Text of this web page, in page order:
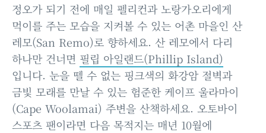
정오가 되기 전에 매일 펠리컨과 노랑가오리에게
먹이를 주는 모습을 지켜볼 수 있는 어촌 마을인 산
레모(San Remo)로 향하세요. 산 레모에서 다리
하나만 건너면 필립 아일랜드(Phillip Island)
입니다. 눈을 뗄 수 없는 핑크색의 화강암 절벽과
금빛 모래를 만날 수 있는 험준한 케이프 울라마이
(Cape Woolamai) 주변을 산책하세요. 오토바이
스포츠 팬이라면 다음 목적지는 매년 10월에